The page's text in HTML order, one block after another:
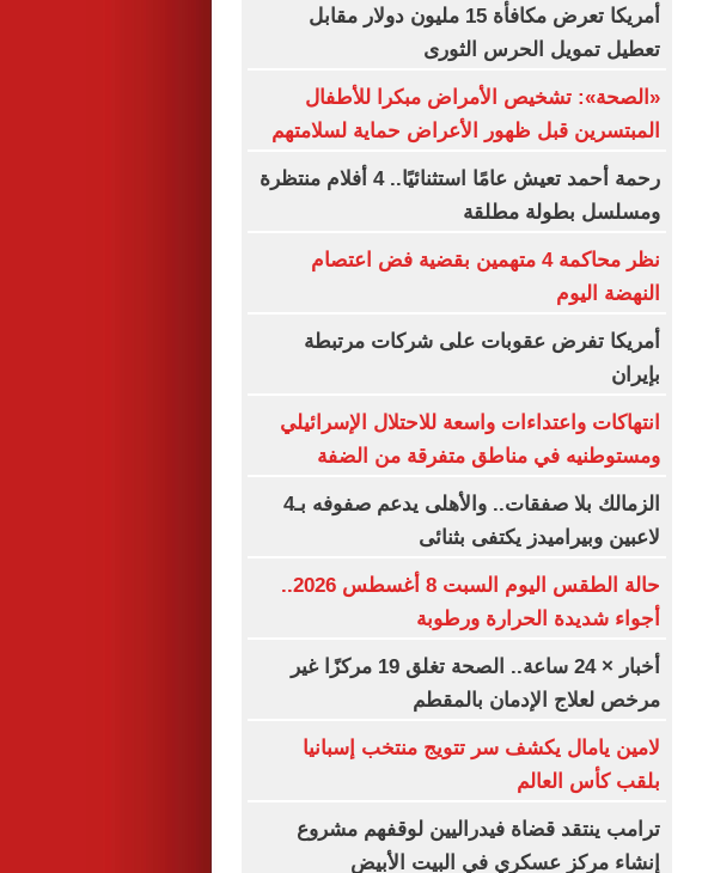
أمريكا تعرض مكافأة 15 مليون دولار مقابل
تعطيل تمويل الحرس الثورى
«الصحة»: تشخيص الأمراض مبكرا للأطفال
المبتسرين قبل ظهور الأعراض حماية لسلامتهم
رحمة أحمد تعيش عامًا استثنائيًا.. 4 أفلام منتظرة
ومسلسل بطولة مطلقة
نظر محاكمة 4 متهمين بقضية فض اعتصام
النهضة اليوم
أمريكا تفرض عقوبات على شركات مرتبطة
بإيران
انتهاكات واعتداءات واسعة للاحتلال الإسرائيلي
ومستوطنيه في مناطق متفرقة من الضفة
الزمالك بلا صفقات.. والأهلى يدعم صفوفه بـ4
لاعبين وبيراميدز يكتفى بثنائى
حالة الطقس اليوم السبت 8 أغسطس 2026..
أجواء شديدة الحرارة ورطوبة
أخبار × 24 ساعة.. الصحة تغلق 19 مركزًا غير
مرخص لعلاج الإدمان بالمقطم
لامين يامال يكشف سر تتويج منتخب إسبانيا
بلقب كأس العالم
ترامب ينتقد قضاة فيدراليين لوقفهم مشروع
إنشاء مركز عسكري في البيت الأبيض